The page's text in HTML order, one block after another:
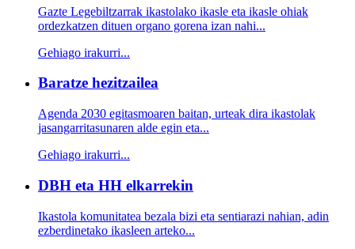
Gazte Legebiltzarrak ikastolako ikasle eta ikasle ohiak
ordezkatzen dituen organo gorena izan nahi...
Gehiago irakurri...
Baratze hezitzailea
Agenda 2030 egitasmoaren baitan, urteak dira ikastolak
jasangarritasunaren alde egin eta...
Gehiago irakurri...
DBH eta HH elkarrekin
Ikastola komunitatea bezala bizi eta sentiarazi nahian, adin
ezberdinetako ikasleen arteko...